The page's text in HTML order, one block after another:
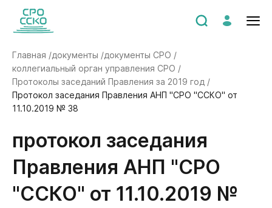
Главная /документы /документы СРО /
коллегиальный орган управления СРО /
Протоколы заседаний Правления за 2019 год /
Протокол заседания Правления АНП "СРО "ССКО" от
11.10.2019 № 38
Протокол заседания
Правления АНП "СРО
"ССКО" от 11.10.2019 №